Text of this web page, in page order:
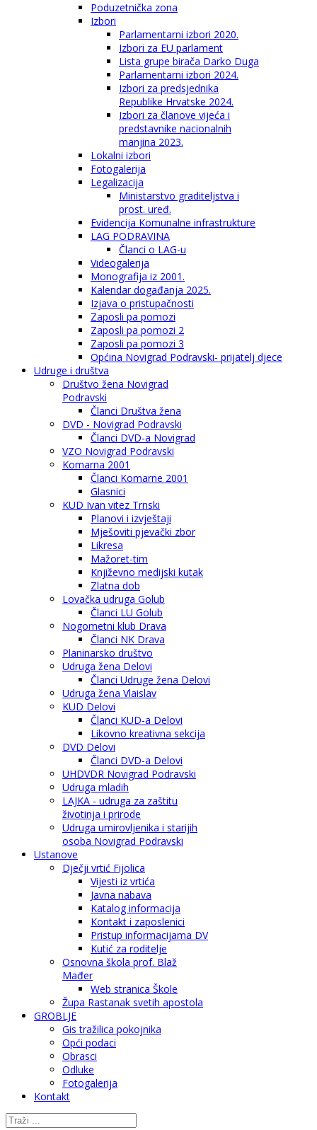
Poduzetnička zona
Izbori
Parlamentarni izbori 2020.
Izbori za EU parlament
Lista grupe birača Darko Duga
Parlamentarni izbori 2024.
Izbori za predsjednika
Republike Hrvatske 2024.
Izbori za članove vijeća i
predstavnike nacionalnih
manjina 2023.
Lokalni izbori
Fotogalerija
Legalizacija
Ministarstvo graditeljstva i
prost. uređ.
Evidencija Komunalne infrastrukture
LAG PODRAVINA
Članci o LAG-u
Videogalerija
Monografija iz 2001.
Kalendar događanja 2025.
Izjava o pristupačnosti
Zaposli pa pomozi
Zaposli pa pomozi 2
Zaposli pa pomozi 3
Općina Novigrad Podravski- prijatelj djece
Udruge i društva
Društvo žena Novigrad
Podravski
Članci Društva žena
DVD - Novigrad Podravski
Članci DVD-a Novigrad
VZO Novigrad Podravski
Komarna 2001
Članci Komarne 2001
Glasnici
KUD Ivan vitez Trnski
Planovi i izvještaji
Mješoviti pjevački zbor
Likresa
Mažoret-tim
Književno medijski kutak
Zlatna dob
Lovačka udruga Golub
Članci LU Golub
Nogometni klub Drava
Članci NK Drava
Planinarsko društvo
Udruga žena Delovi
Članci Udruge žena Delovi
Udruga žena Vlaislav
KUD Delovi
Članci KUD-a Delovi
Likovno kreativna sekcija
DVD Delovi
Članci DVD-a Delovi
UHDVDR Novigrad Podravski
Udruga mladih
LAJKA - udruga za zaštitu
životinja i prirode
Udruga umirovljenika i starijih
osoba Novigrad Podravski
Ustanove
Dječji vrtić Fijolica
Vijesti iz vrtića
Javna nabava
Katalog informacija
Kontakt i zaposlenici
Pristup informacijama DV
Kutić za roditelje
Osnovna škola prof. Blaž
Mađer
Web stranica Škole
Župa Rastanak svetih apostola
GROBLJE
Gis tražilica pokojnika
Opći podaci
Obrasci
Odluke
Fotogalerija
Kontakt